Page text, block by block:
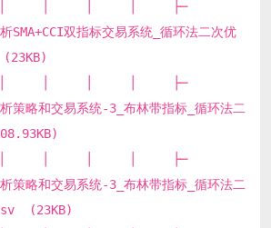
│ │ │ ├─
SMA+CCI双指标交易系统_循环法二次优
│ │ │ ├─
策略和交易系统-3_布林带指标_循环法二
│ │ │ ├─
策略和交易系统-3_布林带指标_循环法二
(23KB)